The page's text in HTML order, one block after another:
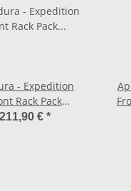
- Expedition
Rack Pack
- 30
211,90 € *